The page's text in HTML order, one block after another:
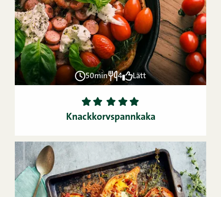
50min 4 Lätt
1 2 3 4
5
Knackkorvspannkaka